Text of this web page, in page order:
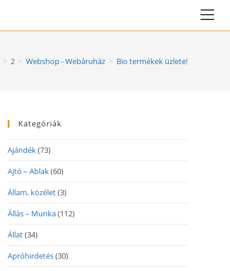
> 2 > Webshop - Webáruház > Bio termékek üzlete!
Kategóriák
Ajándék(73)
Ajtó – Ablak(60)
Állam, közélet(3)
Állás – Munka(112)
Állat(34)
Apróhirdetés(30)